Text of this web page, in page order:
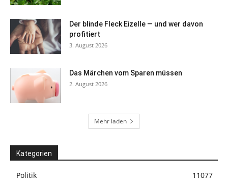
Der blinde Fleck Eizelle — und wer davon
profitiert
3. August 2026
Das Märchen vom Sparen müssen
2. August 2026
Mehr laden
Kategorien
Politik
11077